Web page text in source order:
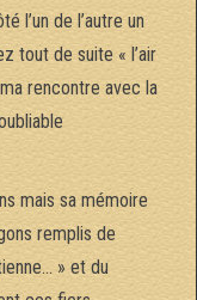
l’un de l’autre un
tout de suite « l’air
rencontre avec la
mais sa mémoire
remplis de
» et du